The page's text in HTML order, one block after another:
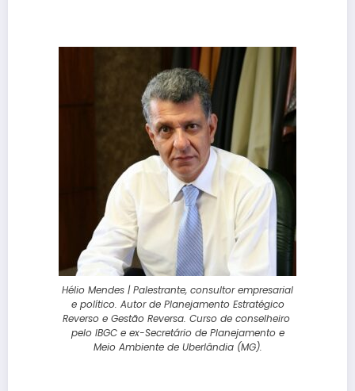
Hélio Mendes | Palestrante, consultor empresarial
e político. Autor de Planejamento Estratégico
Reverso e Gestão Reversa. Curso de conselheiro
pelo IBGC e ex-Secretário de Planejamento e
Meio Ambiente de Uberlândia (MG).